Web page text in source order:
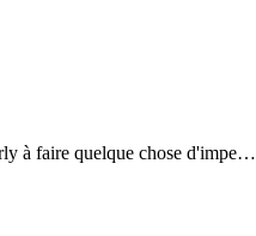
à faire quelque chose d'impe…